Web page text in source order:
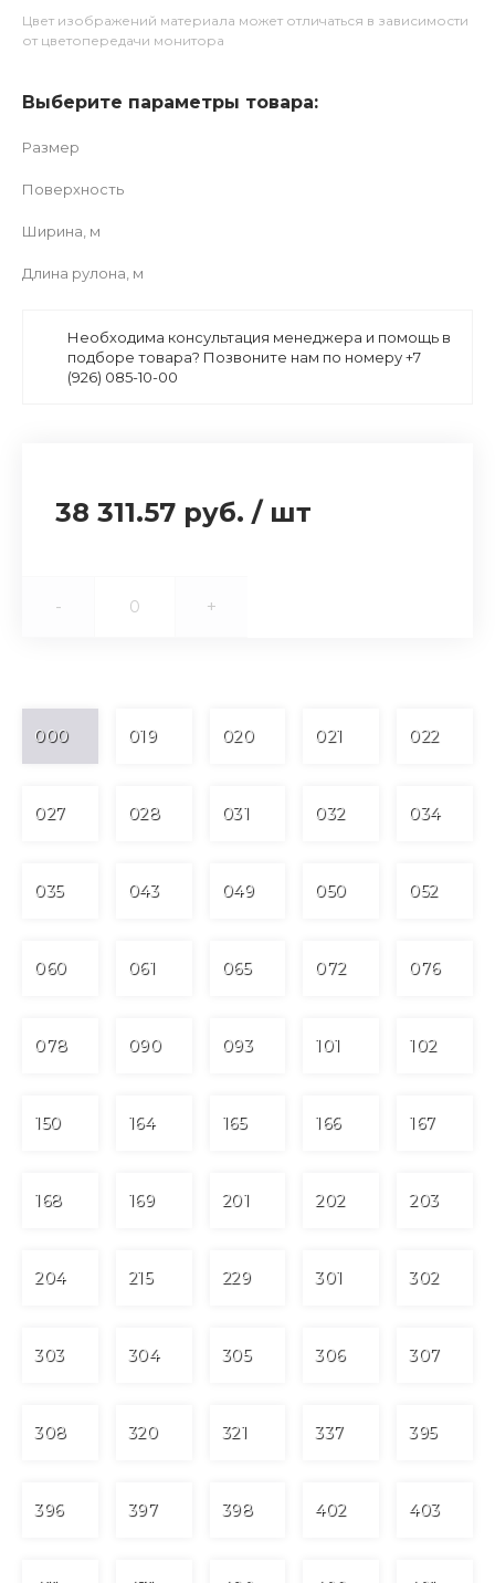
Цвет изображений материала может отличаться в зависимости
от цветопередачи монитора
Выберите параметры товара:
Размер
Поверхность
Ширина, м
Длина рулона, м
Необходима консультация менеджера и помощь в
подборе товара? Позвоните нам по номеру +7
(926) 085-10-00
38 311.57 руб. / шт
- +
000 019 020 021 022
027 028 031 032 034
035 043 049 050 052
060 061 065 072 076
078 090 093 101 102
150 164 165 166 167
168 169 201 202 203
204 215 229 301 302
303 304 305 306 307
308 320 321 337 395
396 397 398 402 403